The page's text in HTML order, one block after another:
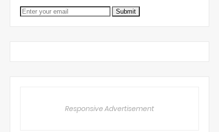
Responsive Advertisement